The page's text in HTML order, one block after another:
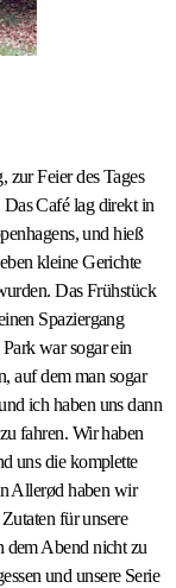
zur Feier des Tages
Café lag direkt in
und hieß
kleine Gerichte
Das Frühstück
Spaziergang
war sogar ein
auf dem man sogar
ich haben uns dann
fahren. Wir haben
uns die komplette
Allerød haben wir
für unsere
dem Abend nicht zu
und unsere Serie